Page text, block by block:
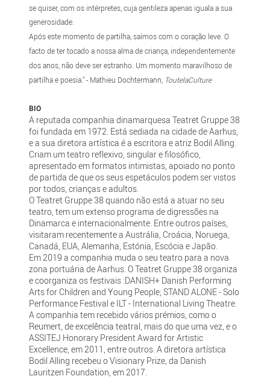
se quiser, com os intérpretes, cuja gentileza apenas iguala a sua
generosidade.
Após este momento de partilha, saímos com o coração leve. O
facto de ter tocado a nossa alma de criança, independentemente
dos anos, não deve ser estranho. Um momento maravilhoso de
partilha e poesia." - Mathieu Dochtermann, ToutelaCulture
BIO
A reputada companhia dinamarquesa Teatret Gruppe 38
foi fundada em 1972. Está sediada na cidade de Aarhus,
e a sua diretora artística é a escritora e atriz Bodil Alling.
Criam um teatro reflexivo, singular e filosófico,
apresentado em formatos intimistas, apoiado no ponto
de partida de que os seus espetáculos podem ser vistos
por todos, crianças e adultos.
O Teatret Gruppe 38 quando não está a atuar no seu
teatro, tem um extenso programa de digressões na
Dinamarca e internacionalmente. Entre outros países,
visitaram recentemente a Austrália, Croácia, Noruega,
Canadá, EUA, Alemanha, Estónia, Escócia e Japão.
Em 2019 a companhia muda o seu teatro para a nova
zona portuária de Aarhus. O Teatret Gruppe 38 organiza
e coorganiza os festivais :DANISH+ Danish Performing
Arts for Children and Young People; STAND ALONE - Solo
Performance Festival e ILT - International Living Theatre.
A companhia tem recebido vários prémios, como o
Reumert, de excelência teatral, mais do que uma vez, e o
ASSITEJ Honorary President Award for Artistic
Excellence, em 2011, entre outros. A diretora artística
Bodil Alling recebeu o Visionary Prize, da Danish
Lauritzen Foundation, em 2017.